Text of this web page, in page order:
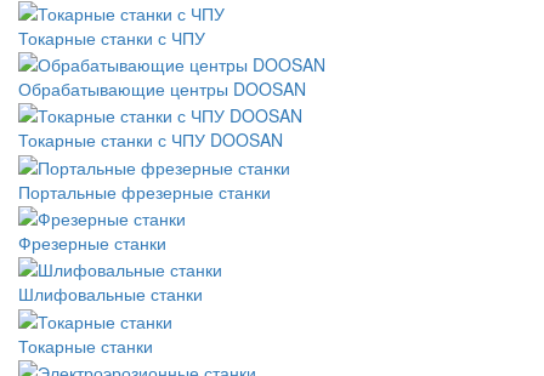
Токарные станки с ЧПУ
Обрабатывающие центры DOOSAN
Токарные станки с ЧПУ DOOSAN
Портальные фрезерные станки
Фрезерные станки
Шлифовальные станки
Токарные станки